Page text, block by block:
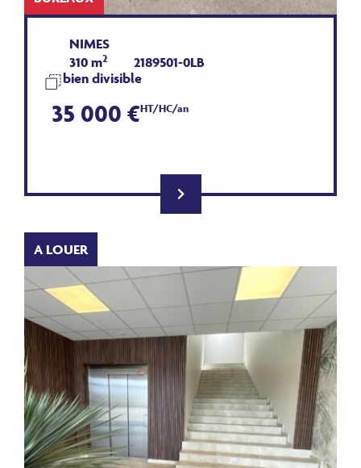
NIMES
310 m2
2189501-0LB
bien divisible
35 000 €HT/HC/an
A LOUER